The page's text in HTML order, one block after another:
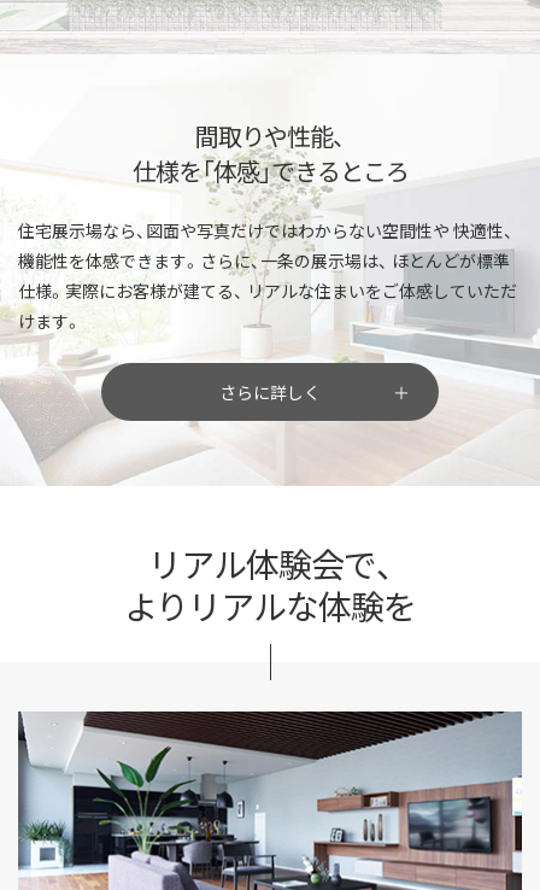
間取りや性能、
仕様を「体感」できるところ
住宅展示場なら、図面や写真だけではわからない空間性や 快適性、
機能性を体感できます。さらに、一条の展示場は、 ほとんどが標準
仕様。実際にお客様が建てる、 リアルな住まいをご体感していただ
けます。
さらに詳しく
リアル体験会で、
よりリアルな体験を